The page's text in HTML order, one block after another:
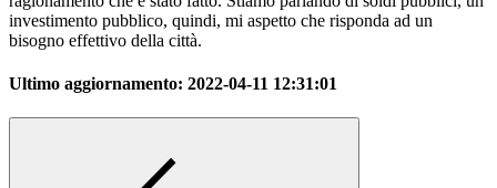
investimento pubblico, quindi, mi aspetto che risponda ad un
bisogno effettivo della città.
Ultimo aggiornamento: 2022-04-11 12:31:01